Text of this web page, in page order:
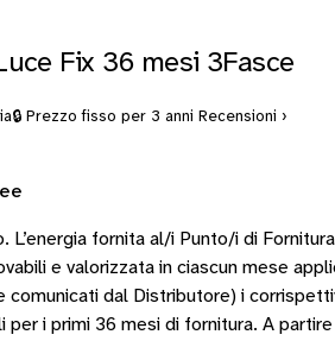
Fix 36 mesi 3Fasce
🔒 Prezzo fisso per 3 anni Recensioni ›
fornita al/i Punto/i di
e valorizzata in ciascun mese
comunicati dal Distributore) i
per i primi 36 mesi di fornitura. A